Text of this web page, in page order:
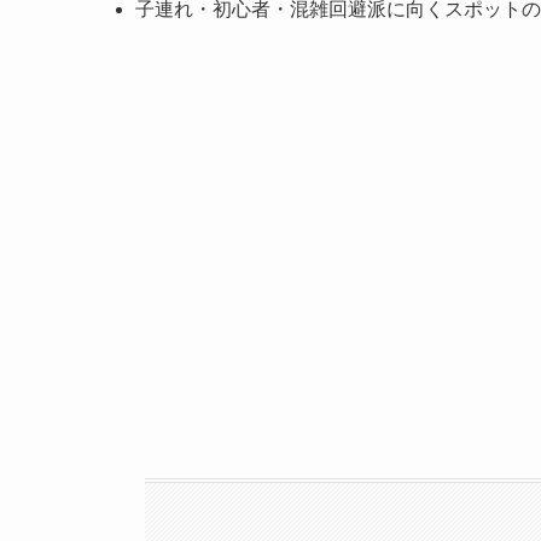
子連れ・初心者・混雑回避派に向くスポット